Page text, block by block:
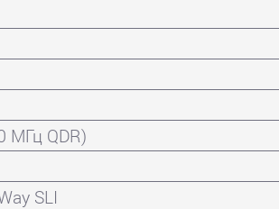
МГц QDR)
SLI